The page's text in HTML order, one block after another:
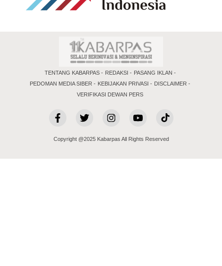
TENTANG KABARPAS REDAKSI
PASANG IKLAN
PEDOMAN MEDIA SIBER
KEBIJAKAN PRIVASI
DISCLAIMER
VERIFIKASI DEWAN PERS
Copyright @2025 Kabarpas All Rights Reserved